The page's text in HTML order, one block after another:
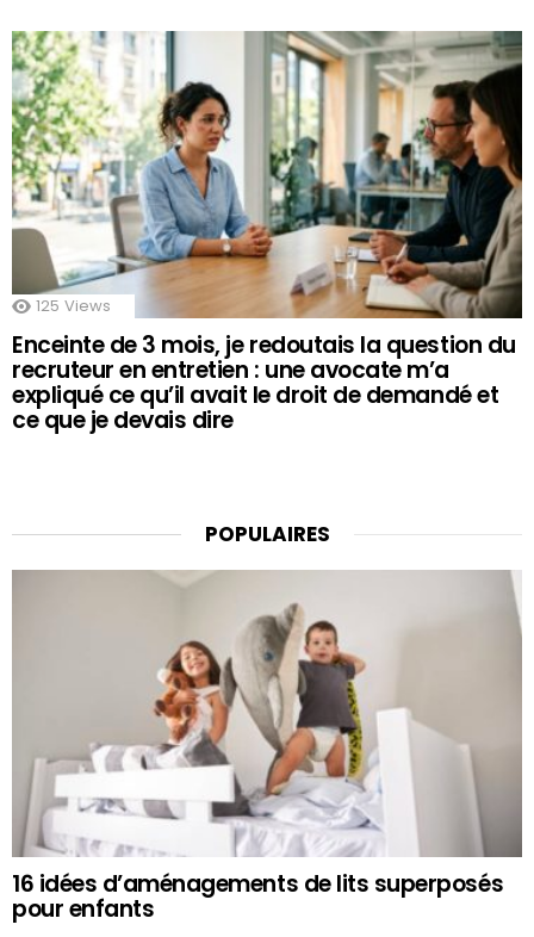
125 Views
Enceinte de 3 mois, je redoutais la question du
recruteur en entretien : une avocate m’a
expliqué ce qu’il avait le droit de demandé et
ce que je devais dire
POPULAIRES
16 idées d’aménagements de lits superposés
pour enfants